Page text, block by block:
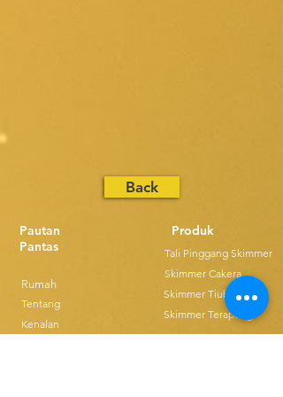
Back
Pautan
Pantas
Rumah
Tentang
Kenalan
Produk
Tali Pinggang Skimmer
Skimmer Cakera
Skimmer Tiub
Skimmer Terapung